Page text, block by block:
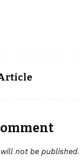
not be published.